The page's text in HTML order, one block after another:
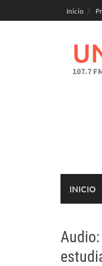
al
Inicio
107.7
INICIO